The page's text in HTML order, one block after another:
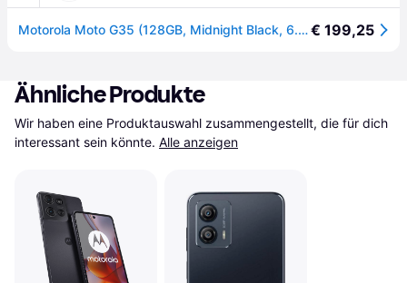
Motorola Moto G35 (128GB, Midnight Black, 6.72", Dual SIM, 5G), Smartphone, Schwarz€ 199,25
Ähnliche Produkte
Wir haben eine Produktauswahl zusammengestellt, die für dich
interessant sein könnte. Alle anzeigen